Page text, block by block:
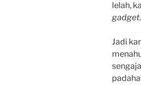
lelah,
gadget
Jadi